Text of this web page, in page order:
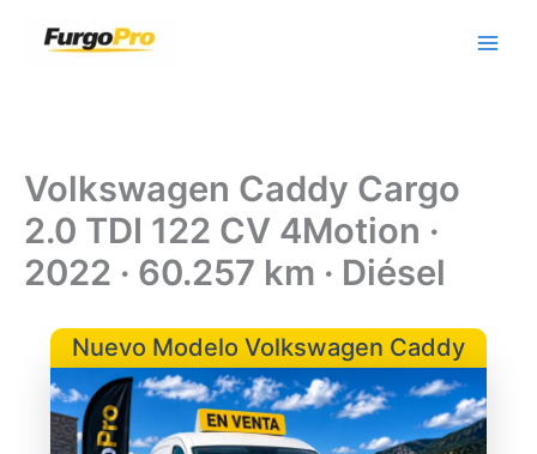
Volkswagen Caddy Cargo
2.0 TDI 122 CV 4Motion ·
2022 · 60.257 km · Diésel
Nuevo Modelo Volkswagen Caddy